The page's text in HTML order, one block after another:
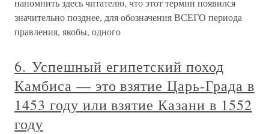
напомнить здесь читателю, что этот термин появился
значительно позднее, для обозначения ВСЕГО периода
правления, якобы, одного
6. Успешный египетский поход
Камбиса — это взятие Царь-Града в
1453 году или взятие Казани в 1552
году